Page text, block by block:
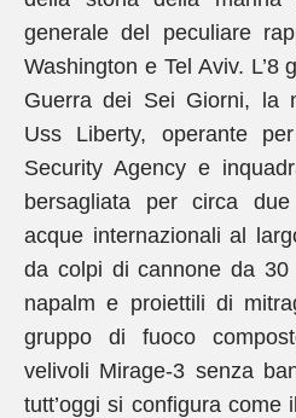
generale del peculiare
Washington e Tel Aviv. L’8
Guerra dei Sei Giorni, la
Uss Liberty, operante
Security Agency e
bersagliata per circa
acque internazionali al
da colpi di cannone da 30
napalm e proiettili di
gruppo di fuoco
velivoli Mirage-3 senza
tutt’oggi si configura come